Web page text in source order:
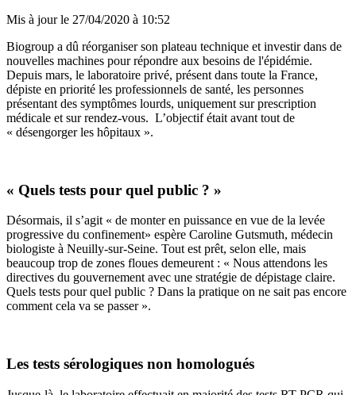
Mis à jour le 27/04/2020 à 10:52
Biogroup a dû réorganiser son plateau technique et investir dans de
nouvelles machines pour répondre aux besoins de l'épidémie.
Depuis mars, le laboratoire privé, présent dans toute la France,
dépiste en priorité les professionnels de santé, les personnes
présentant des symptômes lourds, uniquement sur prescription
médicale et sur rendez-vous. L’objectif était avant tout de
« désengorger les hôpitaux ».
« Quels tests pour quel public ? »
Désormais, il s’agit « de monter en puissance en vue de la levée
progressive du confinement» espère Caroline Gutsmuth, médecin
biologiste à Neuilly-sur-Seine. Tout est prêt, selon elle, mais
beaucoup trop de zones floues demeurent : « Nous attendons les
directives du gouvernement avec une stratégie de dépistage claire.
Quels tests pour quel public ? Dans la pratique on ne sait pas encore
comment cela va se passer ».
Les tests sérologiques non homologués